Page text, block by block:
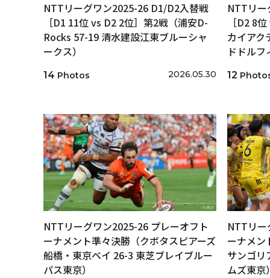
NTTリーグワン2025-26 D1/D2入替戦
［D1 11位 vs D2 2位］第2戦（浦安D-
Rocks 57-19 清水建設江東ブルーシャ
ークス）
14 Photos 2026.05.30
NTTリ
［D2 8
カイアク
ドドル
12
NTTリーグワン2025-26 プレーオフト
ーナメント準々決勝（クボタスピアーズ
船橋・東京ベイ 26-3 東芝ブレイブルー
パス東京）
NTTリー
ーナメン
サンゴリ
ムズ東京